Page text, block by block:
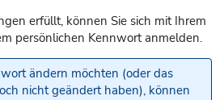
erfüllt, können Sie sich mit Ihrem
persönlichen Kennwort anmelden.
ändern möchten (oder das
nicht geändert haben), können